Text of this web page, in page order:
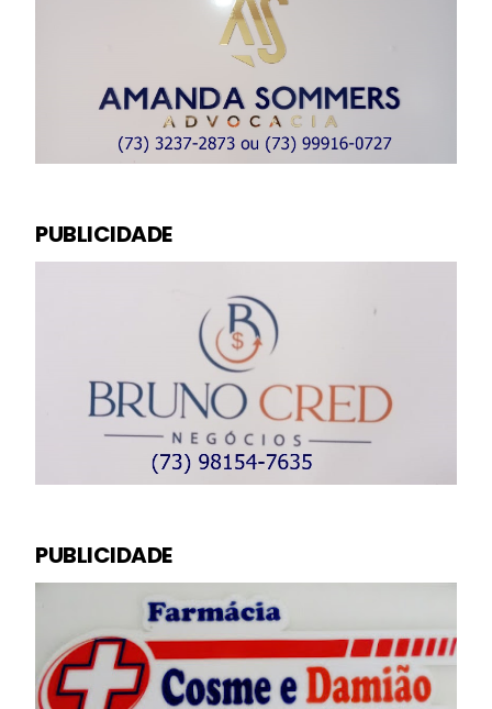
PUBLICIDADE
PUBLICIDADE